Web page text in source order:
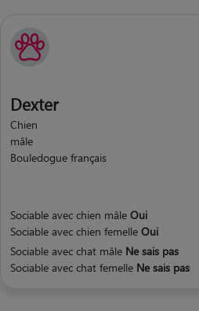
Dexter
Chien
mâle
Bouledogue français
Sociable avec chien mâle Oui
Sociable avec chien femelle Oui
Sociable avec chat mâle Ne sais pas
Sociable avec chat femelle Ne sais pas